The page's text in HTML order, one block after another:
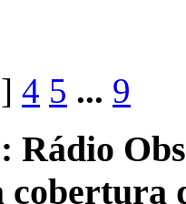
] 4 5 ... 9
Rádio